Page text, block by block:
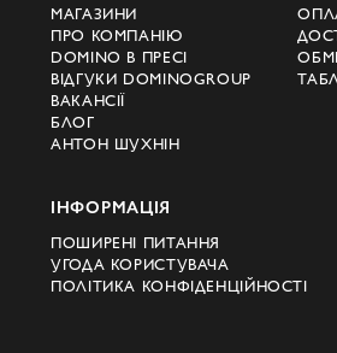
МАГАЗИНИ
ПРО КОМПАНІЮ
DOMINO В ПРЕСІ
ВІДГУКИ DOMINOGROUP
ВАКАНСІЇ
БЛОГ
АНТОН ШУХНІН
ІНФОРМАЦІЯ
ПОШИРЕНІ ПИТАННЯ
УГОДА КОРИСТУВАЧА
ПОЛІТИКА КОНФІДЕНЦІЙНОСТІ